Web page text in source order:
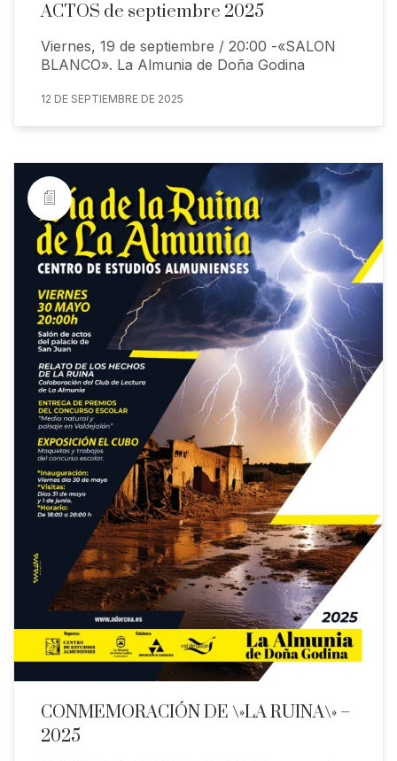
ACTOS de septiembre 2025
Viernes, 19 de septiembre / 20:00 -«SALON
BLANCO». La Almunia de Doña Godina
12 DE SEPTIEMBRE DE 2025
CONMEMORACIÓN DE \»LA RUINA\» –
2025